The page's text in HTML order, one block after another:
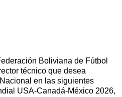
Boliviana de Fútbol
técnico que desea
en las siguientes
USA-Canadá-México 2026,